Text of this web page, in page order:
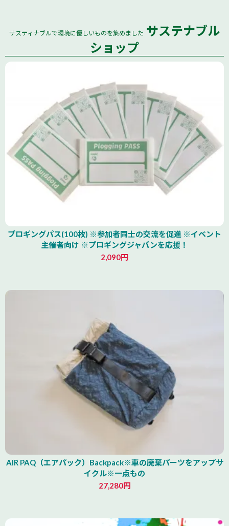
サスティナブルで環境に優しいものを集めました サステナブル
ショップ
プロギングパス(100枚) ※参加者同士の交流を促進 ※イベント
主催者向け ※プロギングジャパンを応援！
2,090円
AIR PAQ（エアパック）Backpack※車の廃棄パーツをアップサ
イクル※一点もの
27,280円